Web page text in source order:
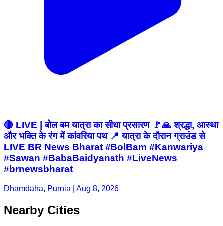
🔴 LIVE | बोल बम यात्रा का सीधा प्रसारण 🚩🙏 श्रद्धा, आस्था
और भक्ति के रंग में कांवरिया पथ 📍 यात्रा के दौरान ग्राउंड से
LIVE BR News Bharat #BolBam #Kanwariya
#Sawan #BabaBaidyanath #LiveNews
#brnewsbharat
Dhamdaha, Purnia | Aug 8, 2026
Nearby Cities